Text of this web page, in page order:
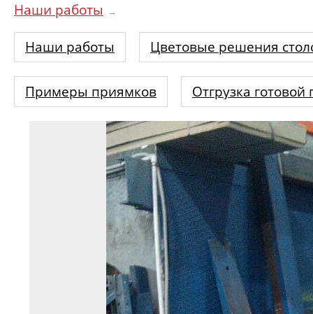
Наши работы →
Наши работы Цветовые решения
Примеры приямков Отгрузка